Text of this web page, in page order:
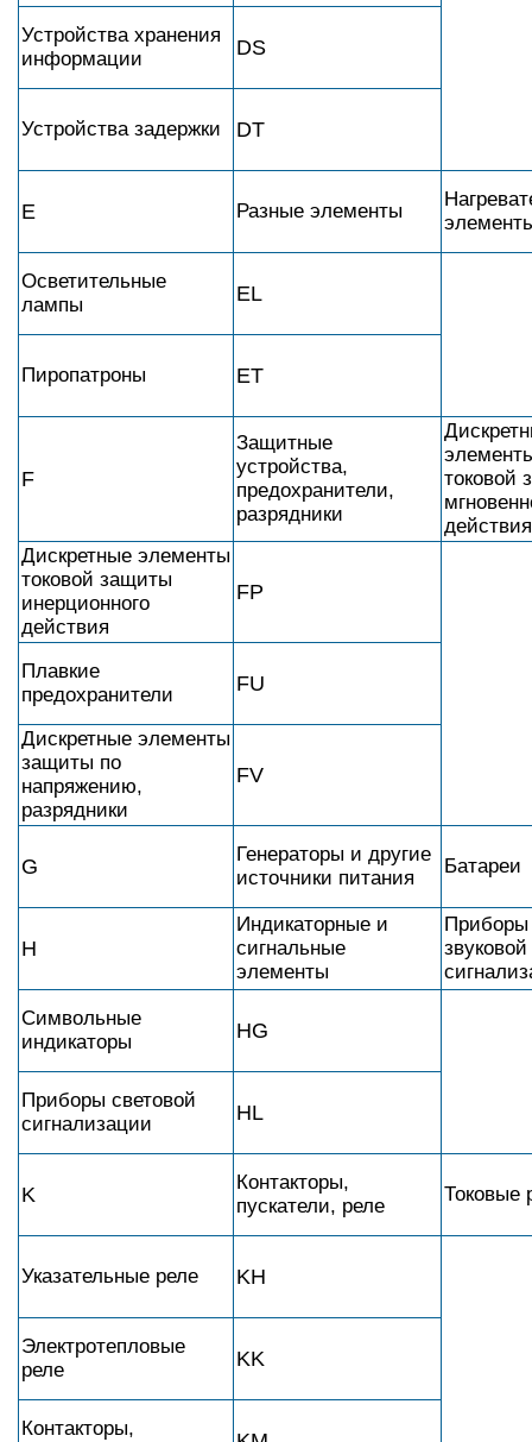
Устройства хранения
информации
DS
Устройства задержки DT
E Разные элементы
Осветительные
лампы
EL
Пиропатроны ET
F
Защитные
устройства,
предохранители,
разрядники
токовой
действия
Дискретные элементы
токовой защиты
инерционного
действия
FP
Плавкие
предохранители
FU
Дискретные элементы
защиты по
напряжению,
разрядники
FV
G
Генераторы и другие
источники питания
Батареи
H
Индикаторные и
сигнальные
элементы
Приборы
звуковой
Символьные
индикаторы
HG
Приборы световой
сигнализации
HL
K
Контакторы,
пускатели, реле
Токовые
Указательные реле KH
Электротепловые
реле
KK
Контакторы,